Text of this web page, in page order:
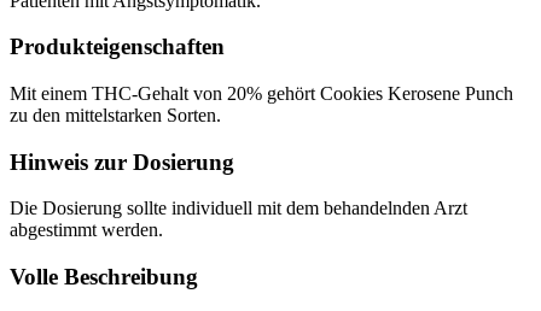
Produkteigenschaften
Mit einem THC-Gehalt von 20% gehört Cookies Kerosene Punch
zu den mittelstarken Sorten.
Hinweis zur Dosierung
Die Dosierung sollte individuell mit dem behandelnden Arzt
abgestimmt werden.
Volle Beschreibung